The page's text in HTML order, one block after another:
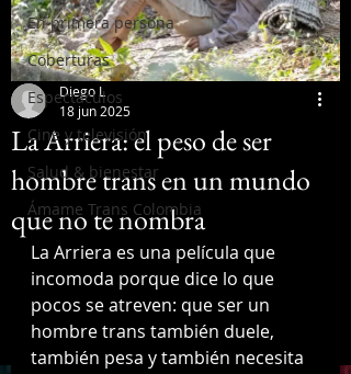
En primera persona
Coberturas
Espectáculos
Cine y televisión
Salud & bienestar
Ámame Trans Colombia
La Arriera: el peso de ser
hombre trans en un mundo
que no te nombra
Diego L
18 jun 2025
La Arriera es una película que
incomoda porque dice lo que
pocos se atreven: que ser un
hombre trans también duele,
también pesa y también necesita